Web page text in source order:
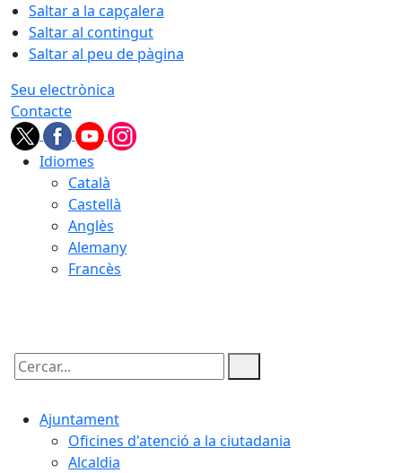
Saltar a la capçalera
Saltar al contingut
Saltar al peu de pàgina
Seu electrònica
Contacte
Idiomes
Català
Castellà
Anglès
Alemany
Francès
Cercar:
Ajuntament
Oficines d'atenció a la ciutadania
Alcaldia